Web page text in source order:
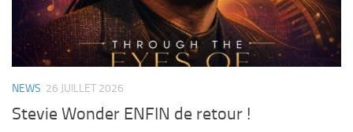
NEWS 26 JUILLET 2026
Stevie Wonder ENFIN de retour !